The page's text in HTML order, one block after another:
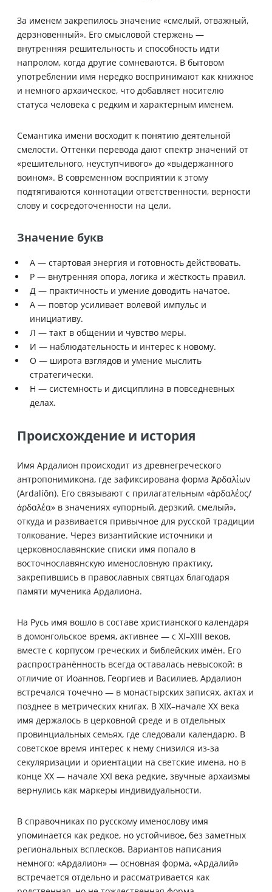
За именем закрепилось значение «смелый, отважный,
дерзновенный». Его смысловой стержень —
внутренняя решительность и способность идти
напролом, когда другие сомневаются. В бытовом
употреблении имя нередко воспринимают как книжное
и немного архаическое, что добавляет носителю
статуса человека с редким и характерным именем.
Семантика имени восходит к понятию деятельной
смелости. Оттенки перевода дают спектр значений от
«решительного, неуступчивого» до «выдержанного
воином». В современном восприятии к этому
подтягиваются коннотации ответственности, верности
слову и сосредоточенности на цели.
Значение букв
А — стартовая энергия и готовность действовать.
Р — внутренняя опора, логика и жёсткость правил.
Д — практичность и умение доводить начатое.
А — повтор усиливает волевой импульс и
инициативу.
Л — такт в общении и чувство меры.
И — наблюдательность и интерес к новому.
О — широта взглядов и умение мыслить
стратегически.
Н — системность и дисциплина в повседневных
делах.
Происхождение и история
Имя Ардалион происходит из древнегреческого
антропонимикона, где зафиксирована форма Ἀρδαλίων
(Ardalíōn). Его связывают с прилагательным «ἀρδαλέος/
ἀρδαλέα» в значениях «упорный, дерзкий, смелый»,
откуда и развивается привычное для русской традиции
толкование. Через византийские источники и
церковнославянские списки имя попало в
восточнославянскую именословную практику,
закрепившись в православных святцах благодаря
памяти мученика Ардалиона.
На Русь имя вошло в составе христианского календаря
в домонгольское время, активнее — с XI–XIII веков,
вместе с корпусом греческих и библейских имён. Его
распространённость всегда оставалась невысокой: в
отличие от Иоаннов, Георгиев и Василиев, Ардалион
встречался точечно — в монастырских записях, актах и
позднее в метрических книгах. В XIX–начале XX века
имя держалось в церковной среде и в отдельных
провинциальных семьях, где следовали календарю. В
советское время интерес к нему снизился из-за
секуляризации и ориентации на светские имена, но в
конце XX — начале XXI века редкие, звучные архаизмы
вернулись как маркеры индивидуальности.
В справочниках по русскому именослову имя
упоминается как редкое, но устойчивое, без заметных
региональных всплесков. Вариантов написания
немного: «Ардалион» — основная форма, «Ардалий»
встречается отдельно и рассматривается как